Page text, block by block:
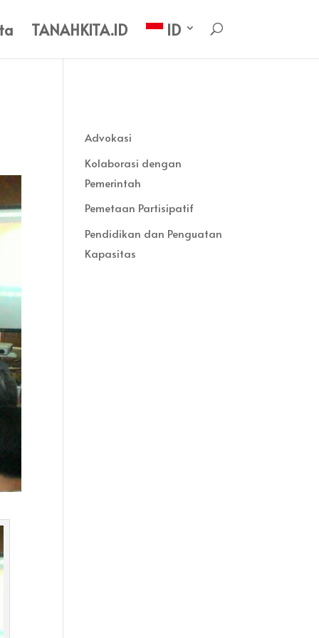
TANAHKITA.ID ID
Advokasi
Kolaborasi dengan
Pemerintah
Pemetaan Partisipatif
Pendidikan dan Penguatan
Kapasitas